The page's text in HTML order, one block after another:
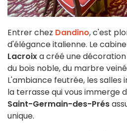
Entrer chez Dandino, c'est
d'élégance italienne. Le
Lacroixa créé une
du bois noble, du marbre
L'ambiance feutrée, les salles
la terrasse qui vous immerge
Saint-Germain-des-Prés
unique.